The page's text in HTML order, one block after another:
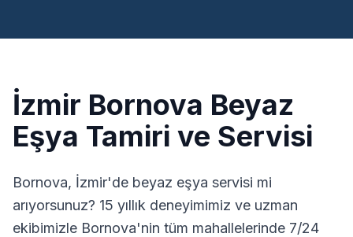
İzmir Bornova Beyaz
Eşya Tamiri ve Servisi
Bornova, İzmir'de beyaz eşya servisi mi
arıyorsunuz? 15 yıllık deneyimimiz ve uzman
ekibimizle Bornova'nin tüm mahallelerinde 7/24